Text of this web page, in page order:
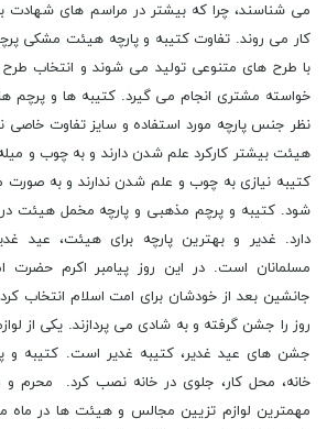
می شناسند، چرا که بیشتر در مراسم های شهادت
کار می روند. تفاوت کتیبه و پارچه هیئت مشکی
با طرح های متنوعی تولید می شوند و انتخاب طرح
خواسته مشتری انجام می گیرد. کتیبه ها و پرچم
نظر جنس پارچه مورد استفاده و سایز تفاوت خاصی
هیئت بیشتر کارکرد علم شدن دارند و به چوب و میله
کتیبه نیازی به چوب و علم شدن ندارند و به
شود. کتیبه و پرچم مذهبی و پارچه مخمل هیئت
دارد. غدیر و بهترین پارچه برای هیئت، عید
مسلمانان است. در این روز پیامبر اکرم حضرت
جانشین بعد از خودشان برای امت اسلام انتخاب
روز را جشن گرفته و به شادی می پردازند. یکی از
جشن های عید غدیر، کتیبه غدیر است. کتیبه و
خانه، محل کار، جلوی در خانه نصب کرد. محرم و
مهمترین لوازم تزیین مجالس و هیئت ها در ماه